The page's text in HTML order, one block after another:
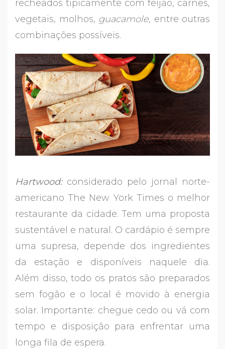
recheados tipicamente com feijão, carnes,
vegetais, molhos, guacamole, entre outras
combinações possíveis.
Hartwood: considerado pelo jornal norte-
americano The New York Times o melhor
restaurante da cidade. Tem uma proposta
sustentável e natural. O cardápio é sempre
uma supresa, depende dos ingredientes
da estação e disponíveis naquele dia.
Além disso, todo os pratos são preparados
sem fogão e o local é movido à energia
solar. Importante: chegue cedo ou vá com
tempo e disposição para enfrentar uma
longa fila de espera.